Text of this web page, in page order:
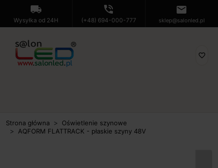
local_shipping
Wysyłka od 24H
phone_in_talk
(+48) 694-000-777
mail
sklep@salonled.pl
favorite_border
Strona główna
Oświetlenie szynowe
AQFORM FLATTRACK - płaskie szyny 48V